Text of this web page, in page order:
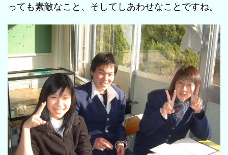
っても素敵なこと、そしてしあわせなことですね。